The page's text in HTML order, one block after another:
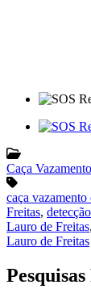
Caça
caça
Freitas,
Lauro de Freitas,
Lauro de Freitas